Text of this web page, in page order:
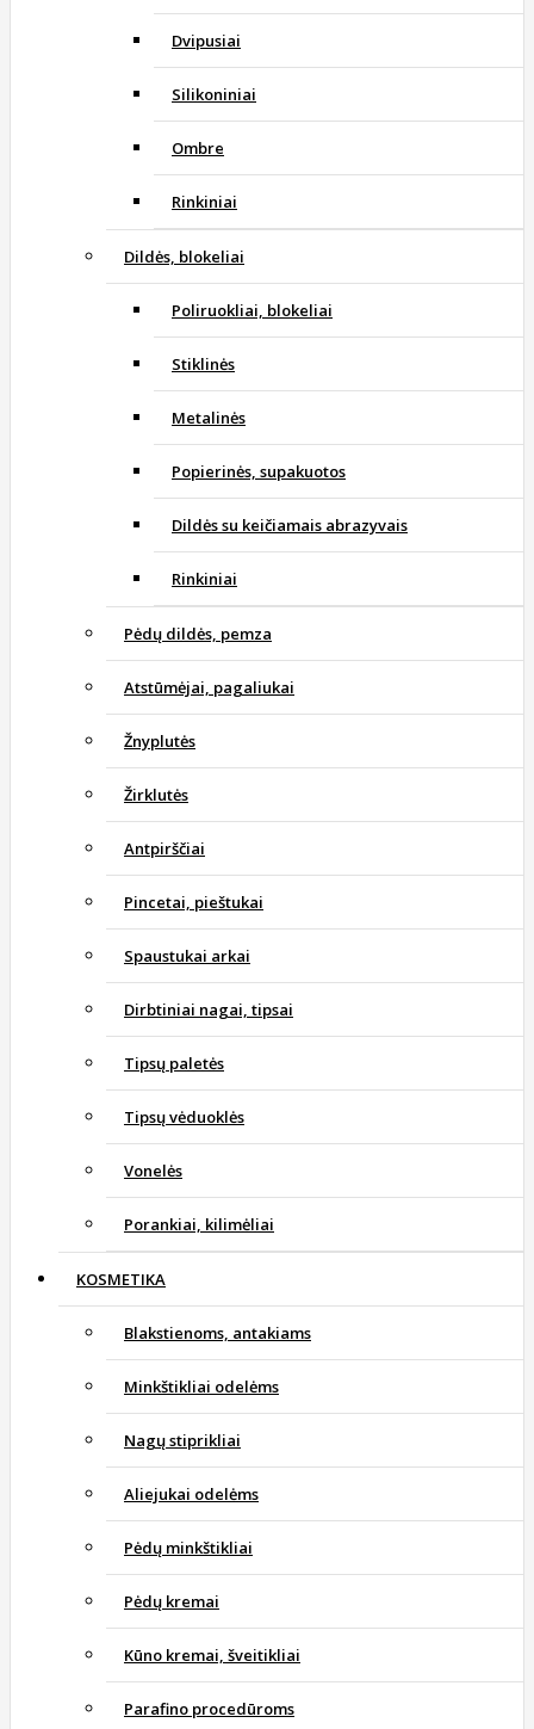
Dvipusiai
Silikoniniai
Ombre
Rinkiniai
Dildės, blokeliai
Poliruokliai, blokeliai
Stiklinės
Metalinės
Popierinės, supakuotos
Dildės su keičiamais abrazyvais
Rinkiniai
Pėdų dildės, pemza
Atstūmėjai, pagaliukai
Žnyplutės
Žirklutės
Antpirščiai
Pincetai, pieštukai
Spaustukai arkai
Dirbtiniai nagai, tipsai
Tipsų paletės
Tipsų vėduoklės
Vonelės
Porankiai, kilimėliai
KOSMETIKA
Blakstienoms, antakiams
Minkštikliai odelėms
Nagų stiprikliai
Aliejukai odelėms
Pėdų minkštikliai
Pėdų kremai
Kūno kremai, šveitikliai
Parafino procedūroms